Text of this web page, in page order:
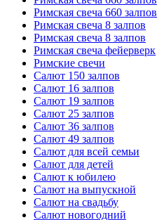
Римская свеча 660 залпов
Римская свеча 8 залпов
Римская свеча 8 залпов
Римская свеча фейерверк
Римские свечи
Салют 150 залпов
Салют 16 залпов
Салют 19 залпов
Салют 25 залпов
Салют 36 залпов
Салют 49 залпов
Салют для всей семьи
Салют для детей
Салют к юбилею
Салют на выпускной
Салют на свадьбу
Салют новогодний